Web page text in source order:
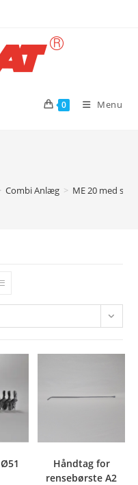
0 Menu
Combi Anlæg > ME 20 med
Håndtag for
rensebørste A2